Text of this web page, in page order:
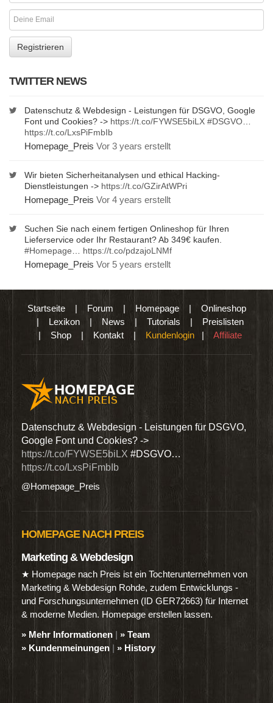
TWITTER NEWS
Datenschutz & Webdesign - Leistungen für DSGVO, Google
Font und Cookies? -> https://t.co/FYWSE5biLX #DSGVO
https://t.co/LxsPiFmbIb
Homepage_Preis Vor 3 years erstellt
Wir bieten Sicherheitanalysen und ethical Hacking-
Dienstleistungen -> https://t.co/GZirAtWPri
Homepage_Preis Vor 4 years erstellt
Suchen Sie nach einem fertigen Onlineshop für Ihren
Lieferservice oder Ihr Restaurant? Ab 349€ kaufen.
#Homepage
https://t.co/pdzajoLNMf
Homepage_Preis Vor 5 years erstellt
Startseite| Forum | Homepage| Onlineshop
| Lexikon | News | Tutorials | Preislisten
| Shop | Kontakt | Kundenlogin | Affiliate
Datenschutz & Webdesign - Leistungen für DSGVO,
Google Font und Cookies? ->
https://t.co/FYWSE5biLX #DSGVO…
https://t.co/LxsPiFmbIb
@Homepage_Preis
HOMEPAGE NACH PREIS
Marketing & Webdesign
★ Homepage nach Preis ist ein Tochterunternehmen von
Marketing & Webdesign Rohde, zudem Entwicklungs -
und Forschungsunternehmen (ID GER72663) für Internet
& moderne Medien. Homepage erstellen lassen.
» Mehr Informationen | » Team
» Kundenmeinungen | » History